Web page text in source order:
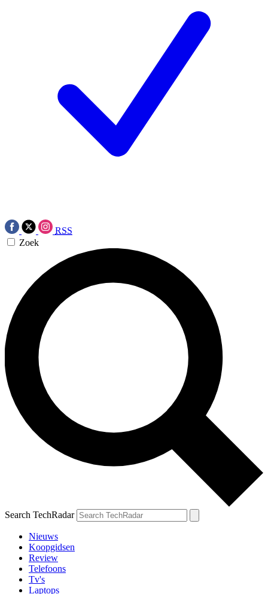
RSS
Zoek
Search TechRadar
Nieuws
Koopgidsen
Review
Telefoons
Tv's
Laptops